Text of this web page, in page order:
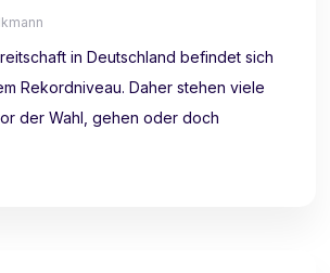
in Deutschland befindet sich
Rekordniveau. Daher stehen viele
der Wahl, gehen oder doch